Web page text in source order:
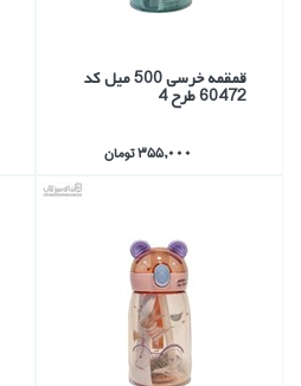
قمقمه خرسي 500 ميل كد
60472 طرح 4
355,000 تومان